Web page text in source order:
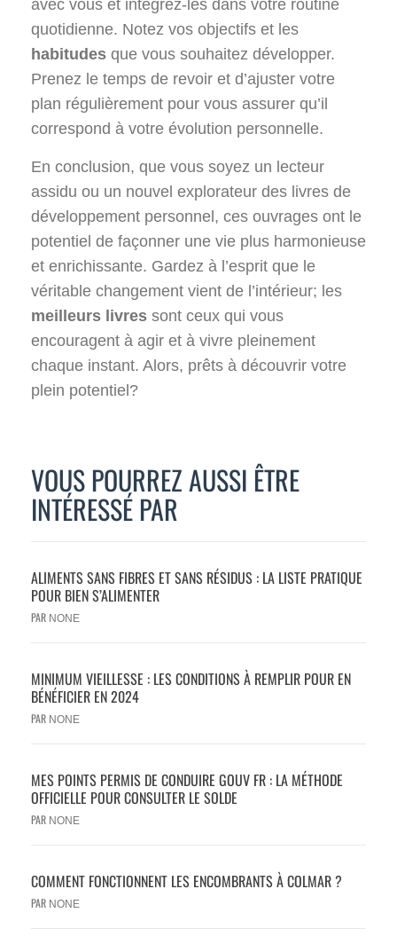
avec vous et intégrez-les dans votre routine
quotidienne. Notez vos objectifs et les
habitudes que vous souhaitez développer.
Prenez le temps de revoir et d’ajuster votre
plan régulièrement pour vous assurer qu’il
correspond à votre évolution personnelle.
En conclusion, que vous soyez un lecteur
assidu ou un nouvel explorateur des livres de
développement personnel, ces ouvrages ont le
potentiel de façonner une vie plus harmonieuse
et enrichissante. Gardez à l’esprit que le
véritable changement vient de l’intérieur; les
meilleurs livres sont ceux qui vous
encouragent à agir et à vivre pleinement
chaque instant. Alors, prêts à découvrir votre
plein potentiel?
VOUS POURREZ AUSSI ÊTRE
INTÉRESSÉ PAR
ALIMENTS SANS FIBRES ET SANS RÉSIDUS : LA LISTE PRATIQUE
POUR BIEN S’ALIMENTER
PAR NONE
MINIMUM VIEILLESSE : LES CONDITIONS À REMPLIR POUR EN
BÉNÉFICIER EN 2024
PAR NONE
MES POINTS PERMIS DE CONDUIRE GOUV FR : LA MÉTHODE
OFFICIELLE POUR CONSULTER LE SOLDE
PAR NONE
COMMENT FONCTIONNENT LES ENCOMBRANTS À COLMAR ?
PAR NONE